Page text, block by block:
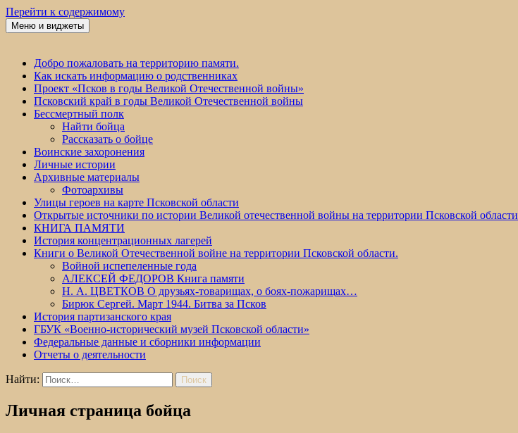
Перейти к содержимому
Победа 60
Меню и виджеты
Добро пожаловать на территорию памяти.
Как искать информацию о родственниках
Проект «Псков в годы Великой Отечественной войны»
Псковский край в годы Великой Отечественной войны
Бессмертный полк
Найти бойца
Рассказать о бойце
Воинские захоронения
Личные истории
Архивные материалы
Фотоархивы
Улицы героев на карте Псковской области
Открытые источники по истории Великой отечественной войны на территории Псковской области
КНИГА ПАМЯТИ
История концентрационных лагерей
Книги о Великой Отечественной войне на территории Псковской области.
Войной испепеленные года
АЛЕКСЕЙ ФЕДОРОВ Книга памяти
Н. А. ЦВЕТКОВ О друзьях-товарищах, о боях-пожарищах…
Бирюк Сергей. Март 1944. Битва за Псков
История партизанского края
ГБУК «Военно-исторический музей Псковской области»
Федеральные данные и сборники информации
Отчеты о деятельности
Найти:
Личная страница бойца